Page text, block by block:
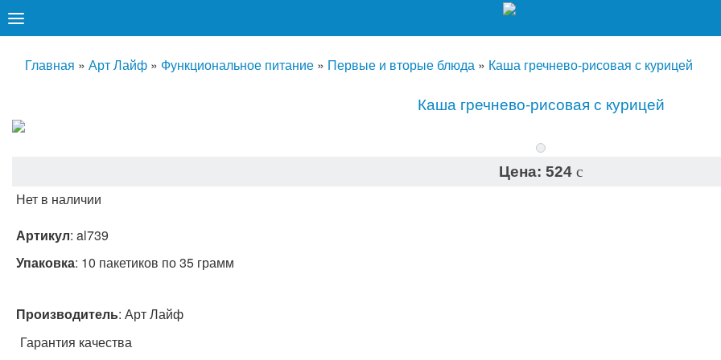
Главная » Арт Лайф » Функциональное питание » Первые и вторые блюда » Каша гречнево-рисовая с курицей
Каша гречнево-рисовая с курицей
Цена: 524 c
Нет в наличии
Артикул: al739
Упаковка: 10 пакетиков по 35 грамм
Производитель: Арт Лайф
Гарантия качества